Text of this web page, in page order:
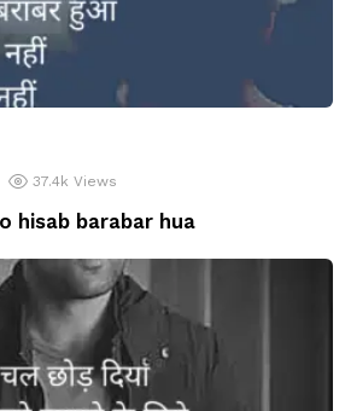
37.4k Views
hisab barabar hua